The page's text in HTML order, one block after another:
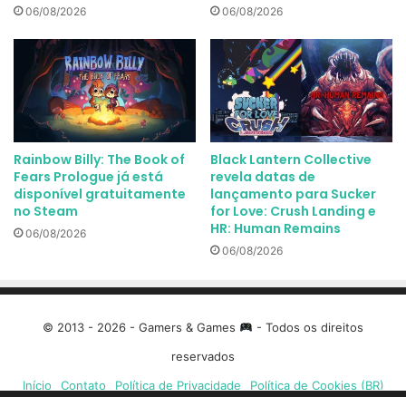
06/08/2026 06/08/2026
Rainbow Billy: The Book of
Fears Prologue já está
disponível gratuitamente
no Steam
06/08/2026
Black Lantern Collective
revela datas de
lançamento para Sucker
for Love: Crush Landing e
HR: Human Remains
06/08/2026
© 2013 - 2026 - Gamers & Games
- Todos os direitos
reservados
Início
Contato Política de Privacidade Política de Cookies (BR)